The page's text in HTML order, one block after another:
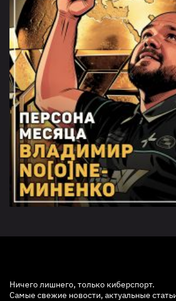
Ничего лишнего, только киберспорт.
Самые свежие новости, актуальные